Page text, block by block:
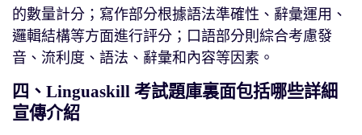
的數量計分；寫作部分根據語法準確性、辭彙運用、
邏輯結構等方面進行評分；口語部分則綜合考慮發
音、流利度、語法、辭彙和內容等因素。
四、Linguaskill 考試題庫裏面包括哪些詳細
宣傳介紹